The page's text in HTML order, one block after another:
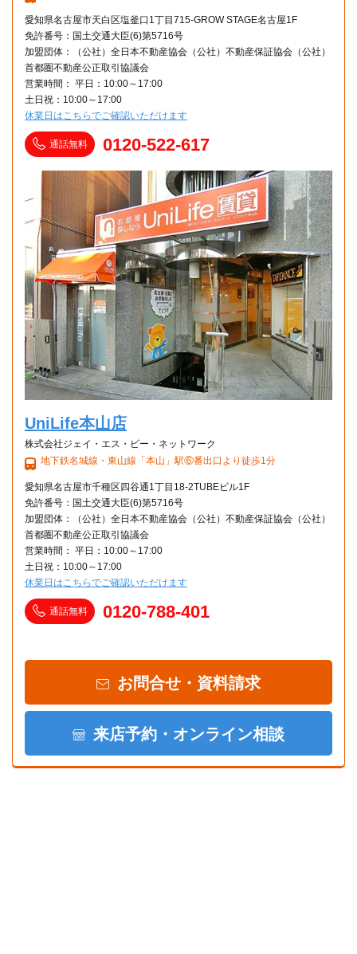
愛知県名古屋市天白区塩釜口1丁目715-GROW STAGE名古屋1F
免許番号：国土交通大臣(6)第5716号
加盟団体：（公社）全日本不動産協会（公社）不動産保証協会（公社）
首都圏不動産公正取引協議会
営業時間： 平日：10:00～17:00
土日祝：10:00～17:00
休業日はこちらでご確認いただけます
通話無料 0120-522-617
UniLife本山店
株式会社ジェイ・エス・ビー・ネットワーク
地下鉄名城線・東山線「本山」駅⑥番出口より徒歩1分
愛知県名古屋市千種区四谷通1丁目18-2TUBEビル1F
免許番号：国土交通大臣(6)第5716号
加盟団体：（公社）全日本不動産協会（公社）不動産保証協会（公社）
首都圏不動産公正取引協議会
営業時間： 平日：10:00～17:00
土日祝：10:00～17:00
休業日はこちらでご確認いただけます
通話無料 0120-788-401
お問合せ・資料請求
来店予約・オンライン相談